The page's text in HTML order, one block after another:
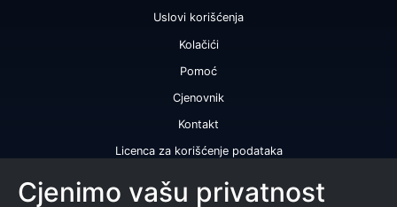
Uslovi korišćenja
Kolačići
Pomoć
Cjenovnik
Kontakt
Licenca za korišćenje podataka
Naše usluge
Cjenimo vašu privatnost